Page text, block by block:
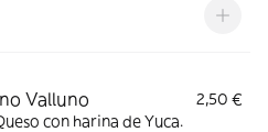
Valluno
2,50 €
con harina de Yuca.